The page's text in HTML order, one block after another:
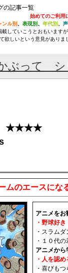
の記事一覧
始めてのご利用
ンル別 、 表現別 、 年代別 、
していこうとおもいます
欲しいという意見がありま
ぶって シ
度 ★★★★
ムのエースにな
アニメをお
・野球好き
・スラム
・１０代の
アニメから
・人を認
・喜びも